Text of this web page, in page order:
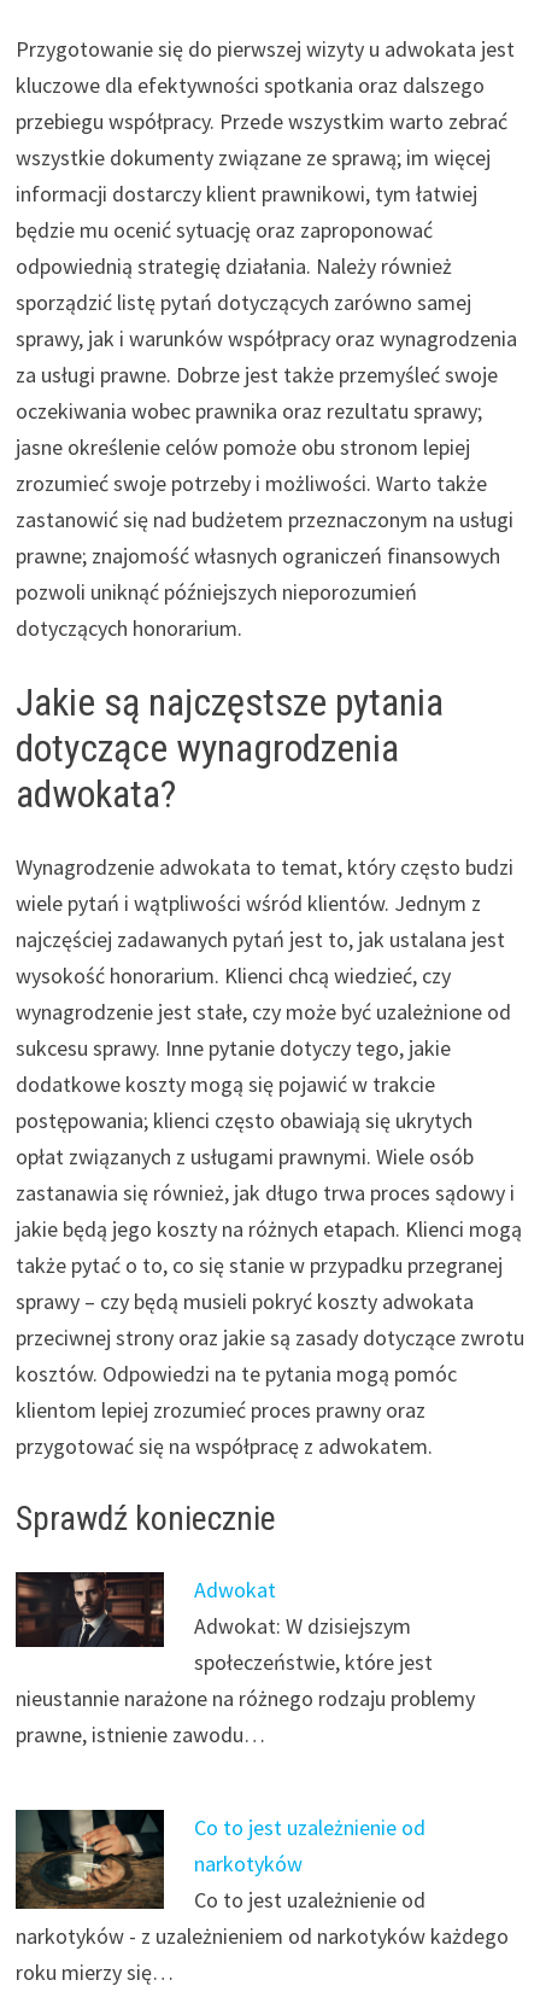
Przygotowanie się do pierwszej wizyty u adwokata jest
kluczowe dla efektywności spotkania oraz dalszego
przebiegu współpracy. Przede wszystkim warto zebrać
wszystkie dokumenty związane ze sprawą; im więcej
informacji dostarczy klient prawnikowi, tym łatwiej
będzie mu ocenić sytuację oraz zaproponować
odpowiednią strategię działania. Należy również
sporządzić listę pytań dotyczących zarówno samej
sprawy, jak i warunków współpracy oraz wynagrodzenia
za usługi prawne. Dobrze jest także przemyśleć swoje
oczekiwania wobec prawnika oraz rezultatu sprawy;
jasne określenie celów pomoże obu stronom lepiej
zrozumieć swoje potrzeby i możliwości. Warto także
zastanowić się nad budżetem przeznaczonym na usługi
prawne; znajomość własnych ograniczeń finansowych
pozwoli uniknąć późniejszych nieporozumień
dotyczących honorarium.
Jakie są najczęstsze pytania
dotyczące wynagrodzenia
adwokata?
Wynagrodzenie adwokata to temat, który często budzi
wiele pytań i wątpliwości wśród klientów. Jednym z
najczęściej zadawanych pytań jest to, jak ustalana jest
wysokość honorarium. Klienci chcą wiedzieć, czy
wynagrodzenie jest stałe, czy może być uzależnione od
sukcesu sprawy. Inne pytanie dotyczy tego, jakie
dodatkowe koszty mogą się pojawić w trakcie
postępowania; klienci często obawiają się ukrytych
opłat związanych z usługami prawnymi. Wiele osób
zastanawia się również, jak długo trwa proces sądowy i
jakie będą jego koszty na różnych etapach. Klienci mogą
także pytać o to, co się stanie w przypadku przegranej
sprawy – czy będą musieli pokryć koszty adwokata
przeciwnej strony oraz jakie są zasady dotyczące zwrotu
kosztów. Odpowiedzi na te pytania mogą pomóc
klientom lepiej zrozumieć proces prawny oraz
przygotować się na współpracę z adwokatem.
Sprawdź koniecznie
Adwokat
Adwokat: W dzisiejszym
społeczeństwie, które jest
nieustannie narażone na różnego rodzaju problemy
prawne, istnienie zawodu…
Co to jest uzależnienie od
narkotyków
Co to jest uzależnienie od
narkotyków - z uzależnieniem od narkotyków każdego
roku mierzy się…